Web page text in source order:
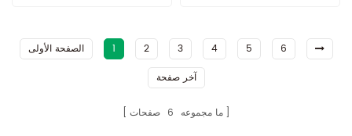
الصفحة الأولى 1 2 3 4 5
6
آخر صفحة
ما مجموعه 6 صفحات